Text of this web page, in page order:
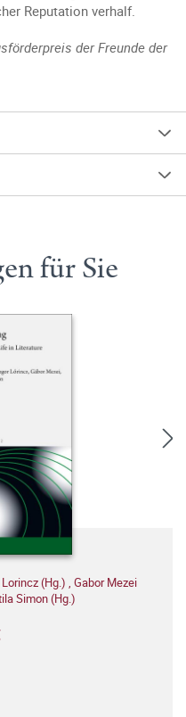
Reputation verhalf.
der Freunde der
für Sie
(Hg.) , Gabor Mezei
Simon (Hg.)